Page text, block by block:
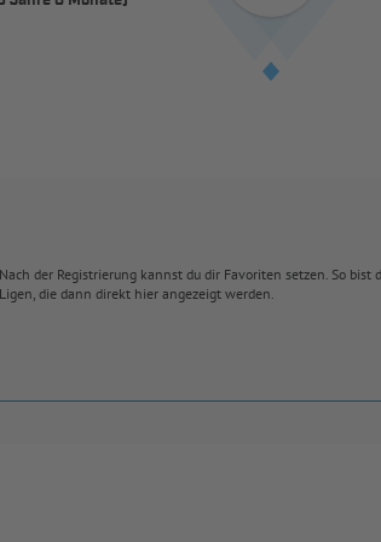
der Registrierung kannst du dir Favoriten setzen. So
die dann direkt hier angezeigt werden.